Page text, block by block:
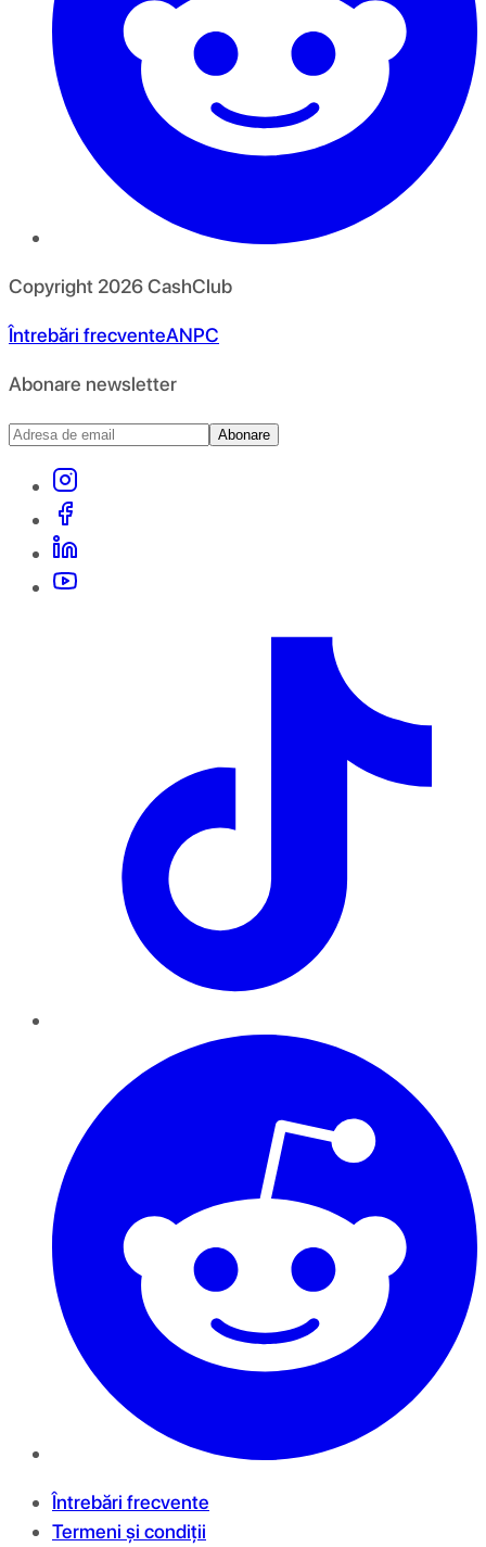
Copyright 2026CashClub
Întrebări frecventeANPC
Abonare newsletter
Abonare
Întrebări frecvente
Termeni și condiții